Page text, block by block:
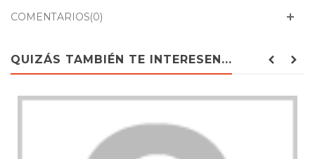
COMENTARIOS(0)
QUIZÁS TAMBIÉN TE INTERESEN...